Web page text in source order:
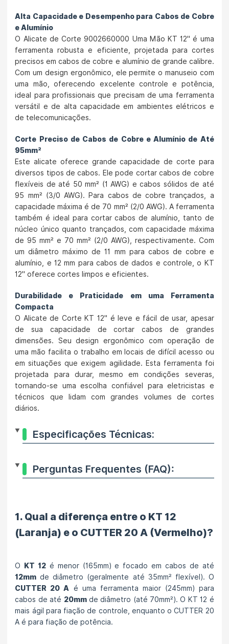
Alta Capacidade e Desempenho para Cabos de Cobre
e Alumínio
O Alicate de Corte 9002660000 Uma Mão KT 12" é uma
ferramenta robusta e eficiente, projetada para cortes
precisos em cabos de cobre e alumínio de grande calibre.
Com um design ergonômico, ele permite o manuseio com
uma mão, oferecendo excelente controle e potência,
ideal para profissionais que precisam de uma ferramenta
versátil e de alta capacidade em ambientes elétricos e
de telecomunicações.
Corte Preciso de Cabos de Cobre e Alumínio de Até
95mm²
Este alicate oferece grande capacidade de corte para
diversos tipos de cabos. Ele pode cortar cabos de cobre
flexíveis de até 50 mm² (1 AWG) e cabos sólidos de até
95 mm² (3/0 AWG). Para cabos de cobre trançados, a
capacidade máxima é de 70 mm² (2/0 AWG). A ferramenta
também é ideal para cortar cabos de alumínio, tanto de
núcleo único quanto trançados, com capacidade máxima
de 95 mm² e 70 mm² (2/0 AWG), respectivamente. Com
um diâmetro máximo de 11 mm para cabos de cobre e
alumínio, e 12 mm para cabos de dados e controle, o KT
12" oferece cortes limpos e eficientes.
Durabilidade e Praticidade em uma Ferramenta
Compacta
O Alicate de Corte KT 12" é leve e fácil de usar, apesar
de sua capacidade de cortar cabos de grandes
dimensões. Seu design ergonômico com operação de
uma mão facilita o trabalho em locais de difícil acesso ou
em situações que exigem agilidade. Esta ferramenta foi
projetada para durar, mesmo em condições severas,
tornando-se uma escolha confiável para eletricistas e
técnicos que lidam com grandes volumes de cortes
diários.
Especificações Técnicas:
Perguntas Frequentes (FAQ):
1. Qual a diferença entre o KT 12
(Laranja) e o CUTTER 20 A (Vermelho)?
O KT 12 é menor (165mm) e focado em cabos de até
12mm de diâmetro (geralmente até 35mm² flexível). O
CUTTER 20 A é uma ferramenta maior (245mm) para
cabos de até 20mmde diâmetro (até 70mm²). O KT 12 é
mais ágil para fiação de controle, enquanto o CUTTER 20
A é para fiação de potência.